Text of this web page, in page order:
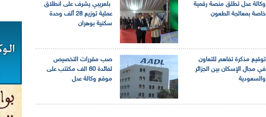
بلعريبي يشرف على انطلاق
عملية توزيع 28 ألف وحدة
سكنية بوهران
وكالة عدل تطلق منصة رقمية
خاصة بمعالجة الطعون
صب مقررات التخصيص
لفائدة 60 الف مكتتب على
موقع وكالة عدل
توقيع مذكرة تفاهم للتعاون
في مجال الإسكان بين الجزائر
والسعودية